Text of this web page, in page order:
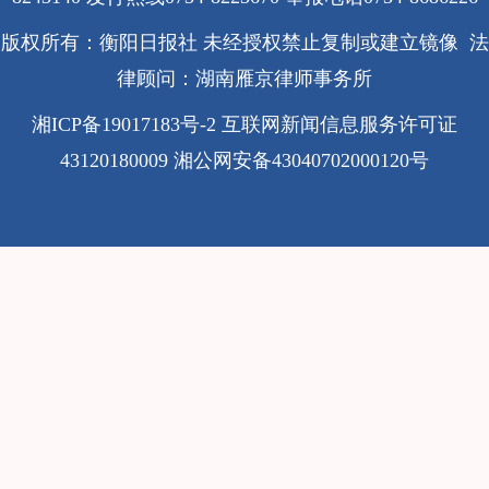
版权所有：衡阳日报社 未经授权禁止复制或建立镜像 法
律顾问：湖南雁京律师事务所
湘ICP备19017183号-2 互联网新闻信息服务许可证
43120180009 湘公网安备43040702000120号